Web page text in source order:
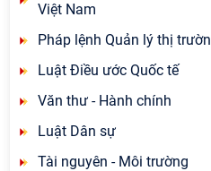
Việt Nam
Pháp lệnh Quản lý thị
Luật Điều ước Quốc tế
Văn thư - Hành chính
Luật Dân sự
Tài nguyên - Môi trường